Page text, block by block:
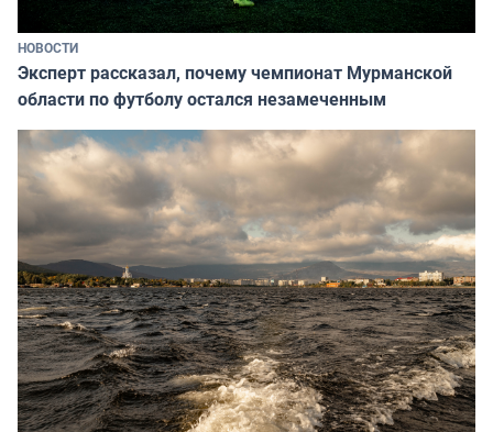
НОВОСТИ
Эксперт рассказал, почему чемпионат Мурманской
области по футболу остался незамеченным